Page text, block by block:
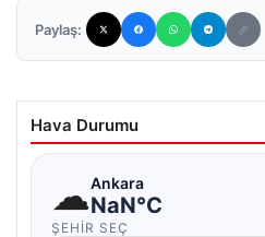
Paylaş:
Hava Durumu
☁Ankara
NaN°C
ŞEHIR SEÇ